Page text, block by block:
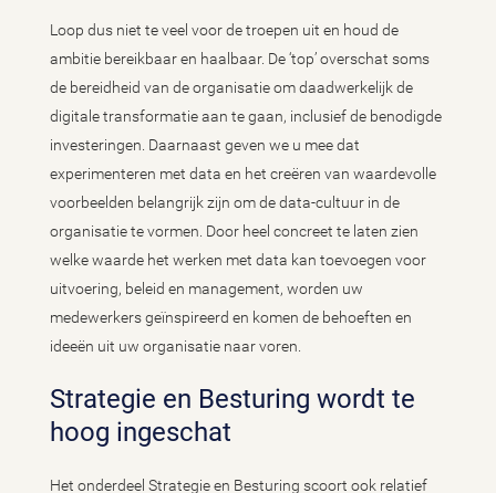
Loop dus niet te veel voor de troepen uit en houd de
ambitie bereikbaar en haalbaar. De ‘top’ overschat soms
de bereidheid van de organisatie om daadwerkelijk de
digitale transformatie aan te gaan, inclusief de benodigde
investeringen. Daarnaast geven we u mee dat
experimenteren met data en het creëren van waardevolle
voorbeelden belangrijk zijn om de data-cultuur in de
organisatie te vormen. Door heel concreet te laten zien
welke waarde het werken met data kan toevoegen voor
uitvoering, beleid en management, worden uw
medewerkers geïnspireerd en komen de behoeften en
ideeën uit uw organisatie naar voren.
Strategie en Besturing wordt te
hoog ingeschat
Het onderdeel Strategie en Besturing scoort ook relatief